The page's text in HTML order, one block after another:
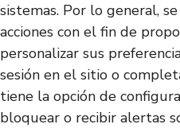
sistemas. Por lo general,
acciones con el fin de
personalizar sus
sesión en el sitio o
tiene la opción de
bloquear o recibir alertas